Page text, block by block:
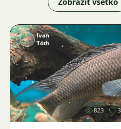
Ivan
Tóth
823 3